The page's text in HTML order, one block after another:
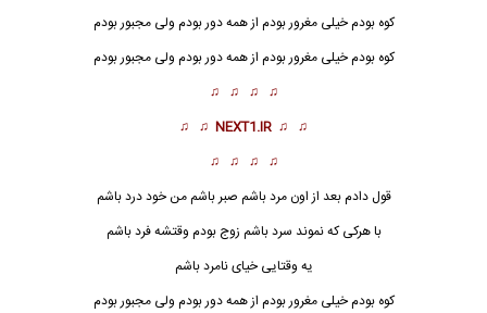
کوه بودم خیلی مغرور بودم از همه دور بودم ولی مجبور بودم
کوه بودم خیلی مغرور بودم از همه دور بودم ولی مجبور بودم
♫ ♫ ♫ ♫
♫ ♫
NEXT1.IR
♫ ♫
♫ ♫ ♫ ♫
قول دادم بعد از اون مرد باشم صبر باشم من خود درد باشم
با هرکی که نموند سرد باشم زوج بودم وقتشه فرد باشم
یه وقتایی خیای نامرد باشم
کوه بودم خیلی مغرور بودم از همه دور بودم ولی مجبور بودم